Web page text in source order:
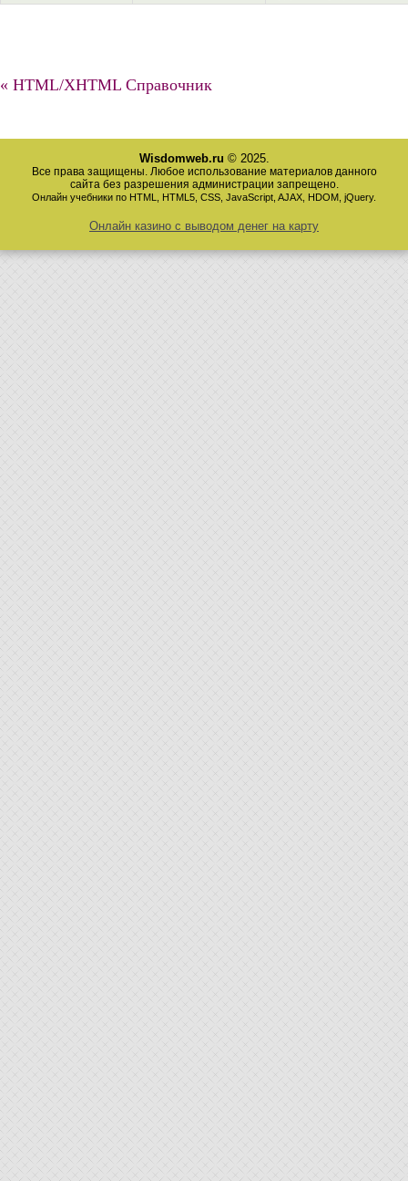
« HTML/XHTML Справочник
Wisdomweb.ru © 2025.
Все права защищены. Любое использование материалов данного
сайта без разрешения администрации запрещено.
Онлайн учебники по HTML, HTML5, CSS, JavaScript, AJAX, HDOM, jQuery.
Онлайн казино с выводом денег на карту